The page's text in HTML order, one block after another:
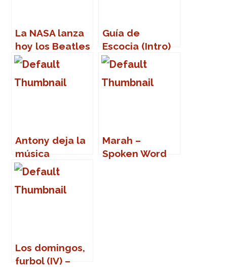
La NASA lanza
hoy los Beatles
al espacio
Guía de
Escocia (Intro)
Antony deja la
música
Marah –
Spoken Word
Los domingos,
furbol (IV) –